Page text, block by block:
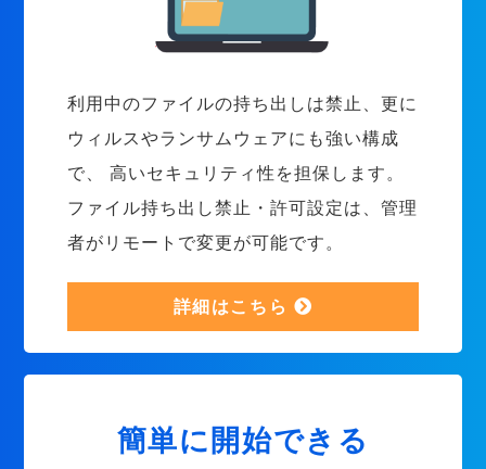
利用中のファイルの持ち出しは禁止、更に
ウィルスやランサムウェアにも強い構成
で、 高いセキュリティ性を担保します。
ファイル持ち出し禁止・許可設定は、管理
者がリモートで変更が可能です。
詳細はこちら
簡単に開始できる